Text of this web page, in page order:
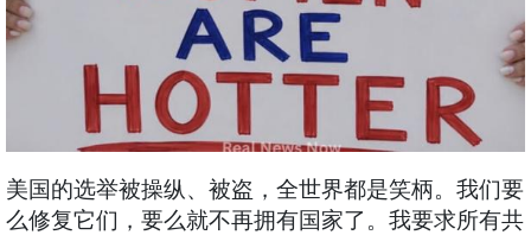
美国的选举被操纵、被盗，全世界都是笑柄。我们要
么修复它们，要么就不再拥有国家了。我要求所有共